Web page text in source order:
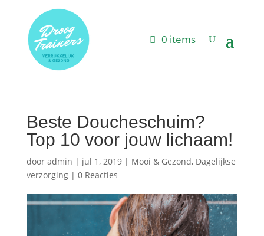
0 items
Beste Doucheschuim?
Top 10 voor jouw lichaam!
door admin | jul 1, 2019| Mooi & Gezond, Dagelijkse
verzorging| 0 Reacties